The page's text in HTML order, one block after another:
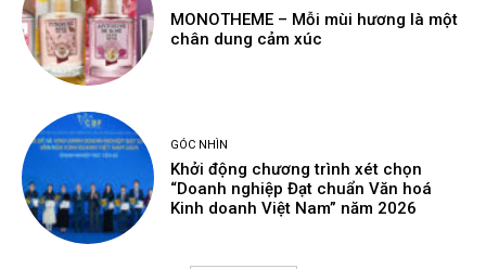
MONOTHEME – Mỗi mùi hương là một
chân dung cảm xúc
GÓC NHÌN
Khởi động chương trình xét chọn
“Doanh nghiệp Đạt chuẩn Văn hoá
Kinh doanh Việt Nam” năm 2026